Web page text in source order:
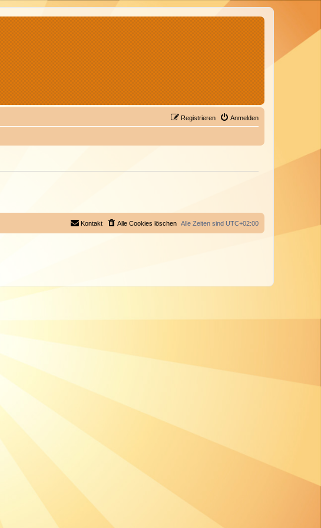
Anmelden
Registrieren
Alle Zeiten sind UTC+02:00
Alle Cookies löschen
Kontakt